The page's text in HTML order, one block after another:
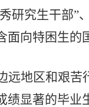
研究生干部”、
向特困生的
远地区和艰苦
显著的毕业